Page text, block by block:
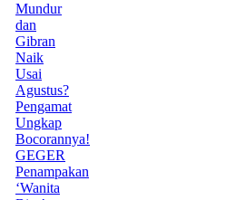
Mundur
dan
Gibran
Naik
Usai
Agustus?
Pengamat
Ungkap
Bocorannya!
GEGER
Penampakan
‘Wanita